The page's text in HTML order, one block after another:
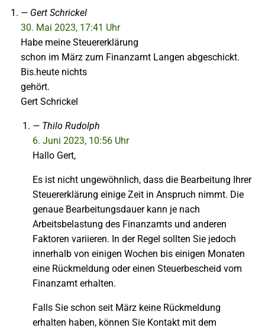
Gert Schrickel
30. Mai 2023, 17:41 Uhr
Habe meine Steuererklärung
schon im März zum Finanzamt Langen abgeschickt.
Bis.heute nichts
gehört.
Gert Schrickel
Thilo Rudolph
6. Juni 2023, 10:56 Uhr
Hallo Gert,
Es ist nicht ungewöhnlich, dass die Bearbeitung Ihrer
Steuererklärung einige Zeit in Anspruch nimmt. Die
genaue Bearbeitungsdauer kann je nach
Arbeitsbelastung des Finanzamts und anderen
Faktoren variieren. In der Regel sollten Sie jedoch
innerhalb von einigen Wochen bis einigen Monaten
eine Rückmeldung oder einen Steuerbescheid vom
Finanzamt erhalten.
Falls Sie schon seit März keine Rückmeldung
erhalten haben, können Sie Kontakt mit dem